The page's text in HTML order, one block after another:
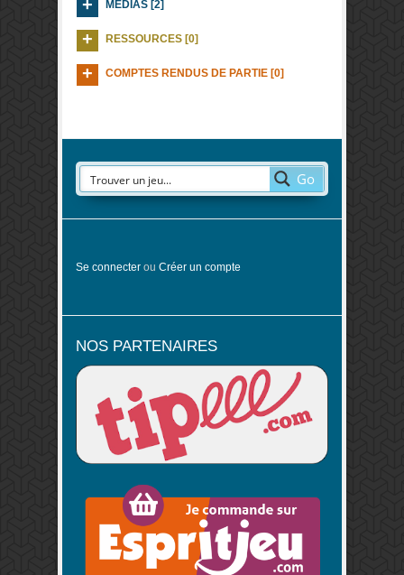
MEDIAS [2]
RESSOURCES [0]
COMPTES RENDUS DE PARTIE [0]
Go
Se connecter ou Créer un compte
NOS PARTENAIRES